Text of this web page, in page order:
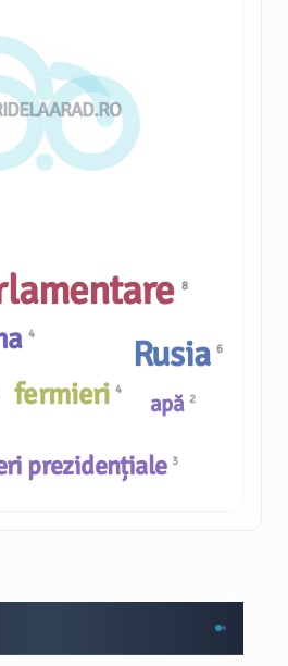
4
apă 2
prezidențiale 3
Rusia6
8
fermieri 4